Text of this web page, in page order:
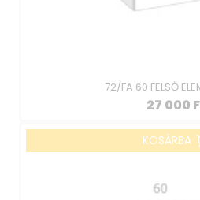
72/FA 60 FELSŐ
27 000
KOSÁRBA